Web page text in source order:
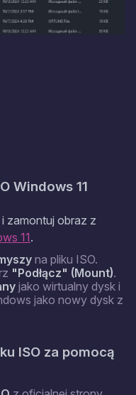
Windows 11
i zamontuj obraz z
11.
na pliku ISO.
"Podłącz" (Mount).
jako wirtualny dysk i
jako nowy dysk z
ISO za pomocą